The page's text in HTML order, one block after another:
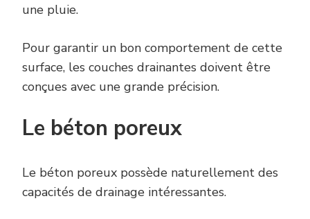
une pluie.
Pour garantir un bon comportement de cette
surface, les couches drainantes doivent être
conçues avec une grande précision.
Le béton poreux
Le béton poreux possède naturellement des
capacités de drainage intéressantes.